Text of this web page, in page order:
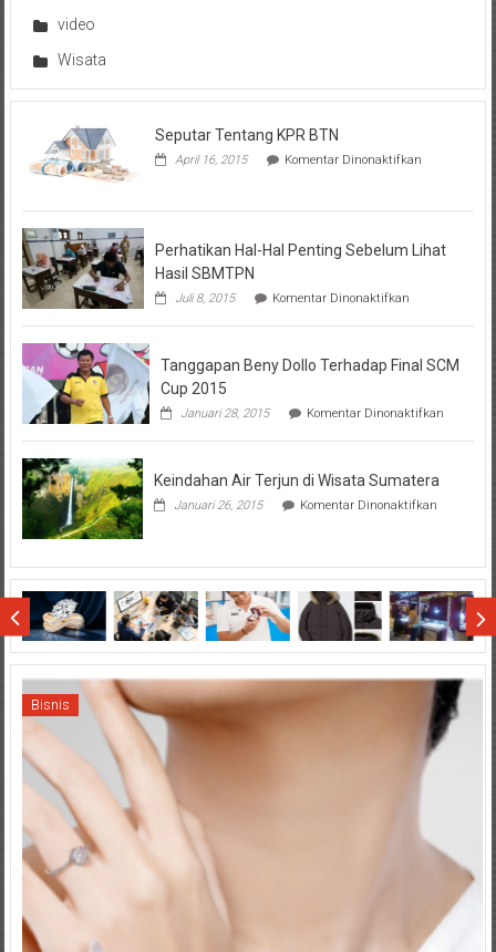
video
Wisata
Seputar Tentang KPR BTN
April 16, 2015 Komentar Dinonaktifkanpada
KPR
Perhatikan Hal-Hal Penting Sebelum Lihat
Hasil SBMTPN
Juli 8, 2015 Komentar Dinonaktifkanpada
Hal-
Penting
Hasil
Tanggapan Beny Dollo Terhadap Final SCM
Cup 2015
Januari 28, 2015 Komentar Dinonaktifkanpada
Beny
Keindahan Air Terjun di Wisata Sumatera
Januari 26, 2015 Komentar Dinonaktifkanpada
di
Wisata
Sumatera
Bisnis